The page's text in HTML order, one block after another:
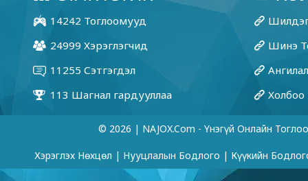
© 2026 | NAJOX.com - Үнэгүй Онлайн
Хэрэглэх Нөхцөл | Нууцлалын Бодлого | Күүкийн